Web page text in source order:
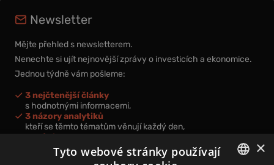
Newsletter
Mějte přehled s newsletterem.
Nenechte si ujít nejnovější zprávy o investicích a ekonomice.
Jednou týdně vám pošleme:
3 nejčtenější články
s hodnotnými informacemi,
3 názory analytiků
kteří se těmto tématům věnují každý den,
nová videa a podcasty
k prohloubení vašich znalostí.
×
Tyto webové stránky používají